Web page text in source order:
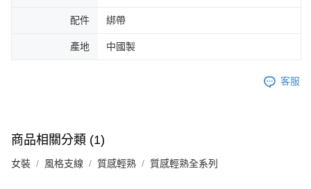
配件 綁帶
產地 中國製
客服
商品相關分類 (1)
女裝 風格支線 質感輕熟 質感輕熟全系列